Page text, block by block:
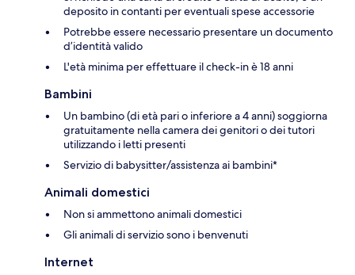
deposito in contanti per eventuali spese accessorie
Potrebbe essere necessario presentare un documento
d’identità valido
L'età minima per effettuare il check-in è 18 anni
Bambini
Un bambino (di età pari o inferiore a 4 anni) soggiorna
gratuitamente nella camera dei genitori o dei tutori
utilizzando i letti presenti
Servizio di babysitter/assistenza ai bambini*
Animali domestici
Non si ammettono animali domestici
Gli animali di servizio sono i benvenuti
Internet